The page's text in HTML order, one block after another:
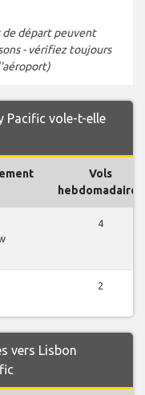
de départ peuvent
- vérifiez toujours
Pacific vole-t-elle
Vols
hebdomadaires
4
2
vers Lisbon